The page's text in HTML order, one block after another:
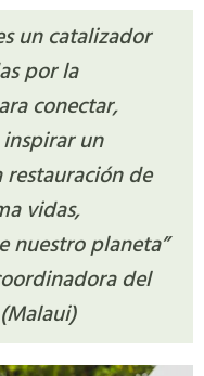
un catalizador
por la
conectar,
un
de
vidas,
nuestro planeta”
del